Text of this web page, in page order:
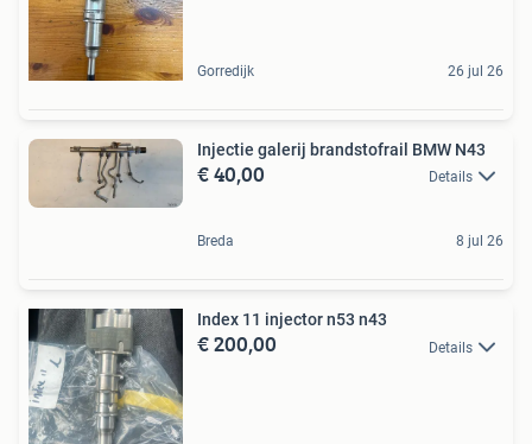
Gorredijk 26 jul 26
Injectie galerij brandstofrail BMW N43
€ 40,00 Details
Breda 8 jul 26
Index 11 injector n53 n43
€ 200,00 Details